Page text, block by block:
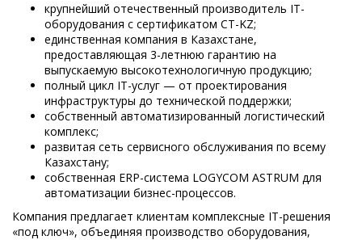
крупнейший отечественный производитель IT-
оборудования с сертификатом СТ-KZ;
единственная компания в Казахстане,
предоставляющая 3-летнюю гарантию на
выпускаемую высокотехнологичную продукцию;
полный цикл IT-услуг — от проектирования
инфраструктуры до технической поддержки;
собственный автоматизированный логистический
комплекс;
развитая сеть сервисного обслуживания по всему
Казахстану;
собственная ERP-система LOGYCOM ASTRUM для
автоматизации бизнес-процессов.
Компания предлагает клиентам комплексные IT-решения
«под ключ», объединяя производство оборудования,